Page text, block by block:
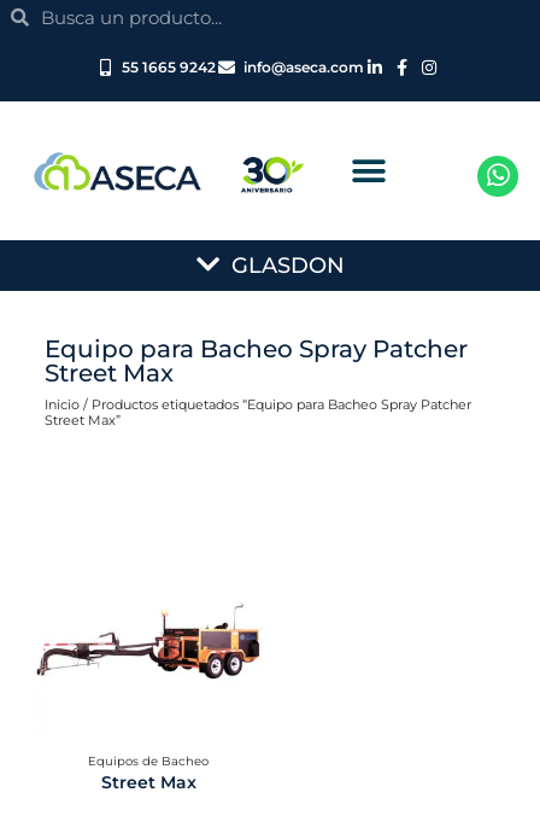
SearchSearch
55 1665 9242 info@aseca.com
Main
Menu
GLASDON
Equipo para Bacheo Spray Patcher
Street Max
Inicio / Productos etiquetados “Equipo para Bacheo Spray Patcher
Street Max”
Equipos de Bacheo
Street Max